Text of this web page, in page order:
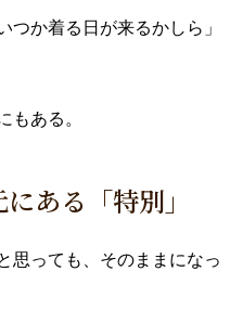
つか着る日が来るかしら」
もある。
ある「特別」
思っても、そのままになっ